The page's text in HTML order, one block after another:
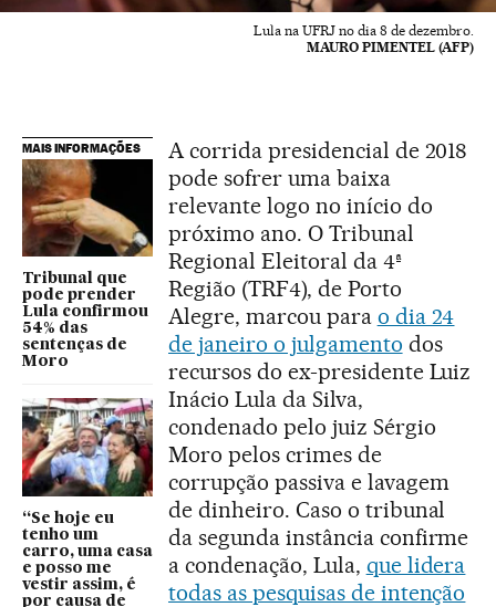
Lula na UFRJ no dia 8 de dezembro.
MAURO PIMENTEL (AFP)
MAIS INFORMAÇÕES
Tribunal que
pode prender
Lula confirmou
54% das
sentenças de
Moro
“Se hoje eu
tenho um
carro, uma casa
e posso me
vestir assim, é
por causa de
A corrida presidencial de 2018
pode sofrer uma baixa
relevante logo no início do
próximo ano. O Tribunal
Regional Eleitoral da 4ª
Região (TRF4), de Porto
Alegre, marcou para o dia 24
de janeiro o julgamento dos
recursos do ex-presidente Luiz
Inácio Lula da Silva,
condenado pelo juiz Sérgio
Moro pelos crimes de
corrupção passiva e lavagem
de dinheiro. Caso o tribunal
da segunda instância confirme
a condenação, Lula, que lidera
todas as pesquisas de intenção